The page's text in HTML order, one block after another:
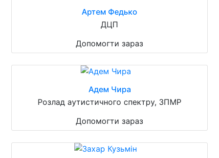
Артем Федько
ДЦП
Допомогти зараз
Адем Чира
Розлад аутистичного спектру, ЗПМР
Допомогти зараз